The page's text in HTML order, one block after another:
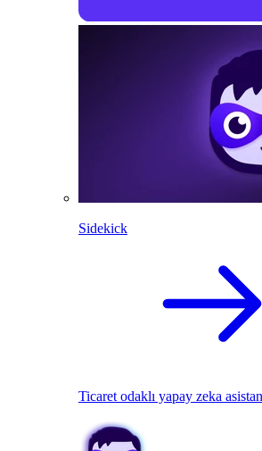
Sidekick
Ticaret odaklı yapay zeka